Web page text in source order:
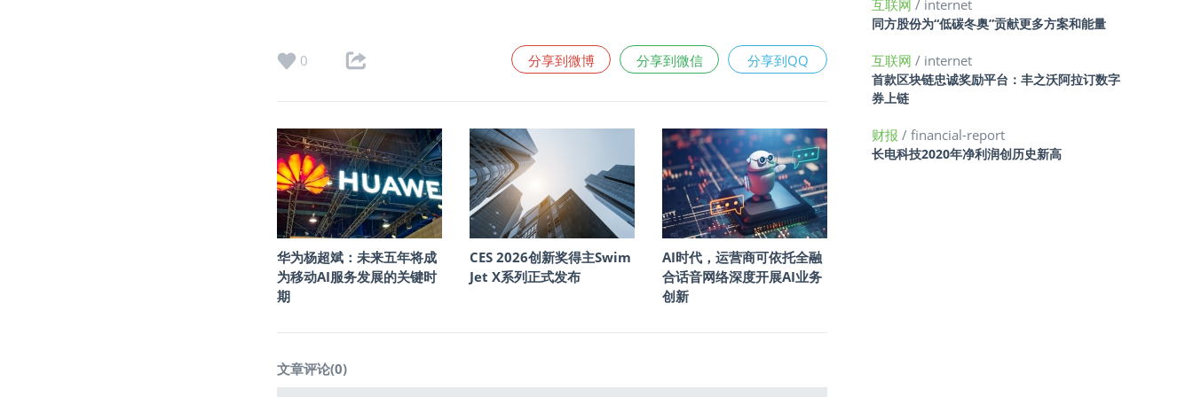
0 分享到微博 分享到微信 分享到QQ
华为杨超斌：未来五年将成
为移动AI服务发展的关键时
期
CES 2026创新奖得主Swim
Jet X系列正式发布
AI时代，运营商可依托全融
合话音网络深度开展AI业务
创新
文章评论(0)
互联网 / internet
同方股份为“低碳冬奥”贡献更多方案和能量
互联网 / internet
首款区块链忠诚奖励平台：丰之沃阿拉订数字
券上链
财报 / financial-report
长电科技2020年净利润创历史新高